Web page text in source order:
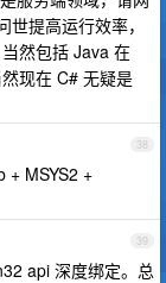
提高运行效率，
然包括 Java 在
现在 C# 无疑是
38
+ MSYS2 +
39
api 深度绑定。总